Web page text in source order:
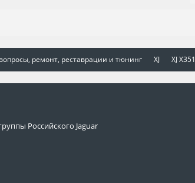
ремонт, реставрации и тюнинг XJ XJ X351
Российского Jaguar